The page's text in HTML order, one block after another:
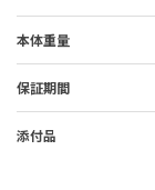
本体重量
保証期間
添付品